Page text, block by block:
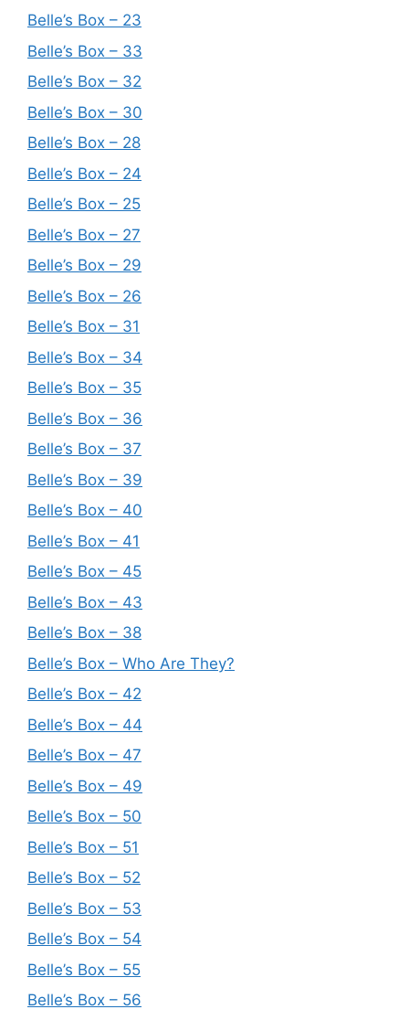
Belle’s Box – 23
Belle’s Box – 33
Belle’s Box – 32
Belle’s Box – 30
Belle’s Box – 28
Belle’s Box – 24
Belle’s Box – 25
Belle’s Box – 27
Belle’s Box – 29
Belle’s Box – 26
Belle’s Box – 31
Belle’s Box – 34
Belle’s Box – 35
Belle’s Box – 36
Belle’s Box – 37
Belle’s Box – 39
Belle’s Box – 40
Belle’s Box – 41
Belle’s Box – 45
Belle’s Box – 43
Belle’s Box – 38
Belle’s Box – Who Are They?
Belle’s Box – 42
Belle’s Box – 44
Belle’s Box – 47
Belle’s Box – 49
Belle’s Box – 50
Belle’s Box – 51
Belle’s Box – 52
Belle’s Box – 53
Belle’s Box – 54
Belle’s Box – 55
Belle’s Box – 56